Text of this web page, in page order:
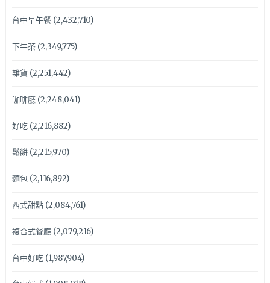
台中早午餐(2,432,710)
下午茶(2,349,775)
雜貨 (2,251,442)
咖啡廳(2,248,041)
好吃(2,216,882)
鬆餅(2,215,970)
麵包(2,116,892)
西式甜點(2,084,761)
複合式餐廳(2,079,216)
台中好吃(1,987,904)